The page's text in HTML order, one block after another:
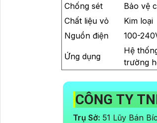
Chống sét
Bảo vệ
Chất liệu vỏ
Kim loại
Nguồn điện
100-
Ứng dụng
Hệ
trường
CÔNG TY
Trụ Sở: 51 Lũy Bán